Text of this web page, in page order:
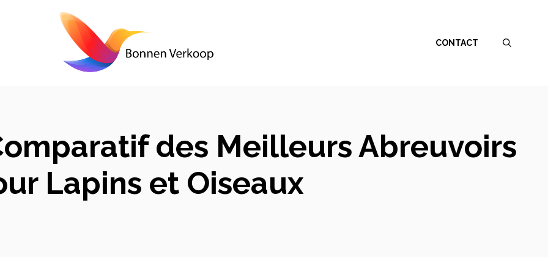
CONTACT
des Meilleurs Abreuvoirs
Lapins et Oiseaux